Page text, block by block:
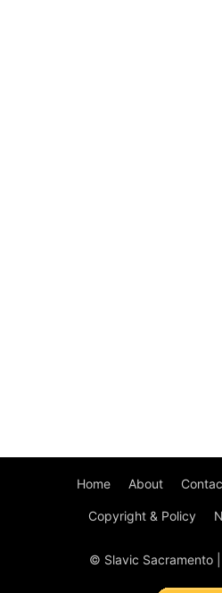
Home About
Copyright & Policy
© Slavic Sacramento